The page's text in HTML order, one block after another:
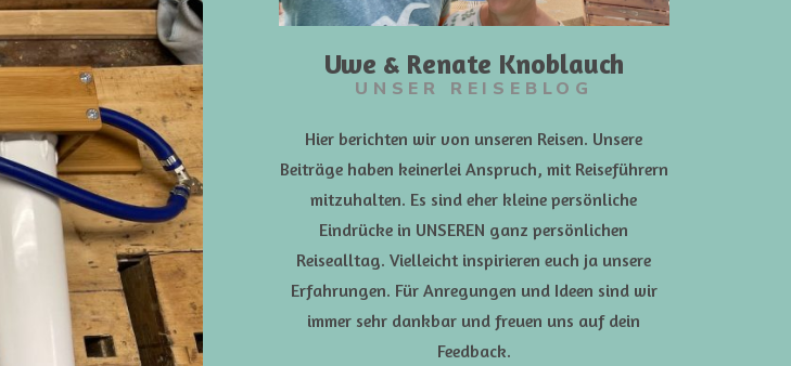
Uwe & Renate Knoblauch
UNSER REISEBLOG
Hier berichten wir von unseren Reisen. Unsere
Beiträge haben keinerlei Anspruch, mit Reiseführern
mitzuhalten. Es sind eher kleine persönliche
Eindrücke in UNSEREN ganz persönlichen
Reisealltag. Vielleicht inspirieren euch ja unsere
Erfahrungen. Für Anregungen und Ideen sind wir
immer sehr dankbar und freuen uns auf dein
Feedback.